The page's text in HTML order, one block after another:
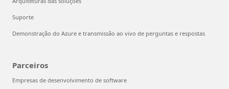
Suporte
Demonstração do Azure e transmissão ao vivo de perguntas e respostas
Parceiros
Empresas de desenvolvimento de software